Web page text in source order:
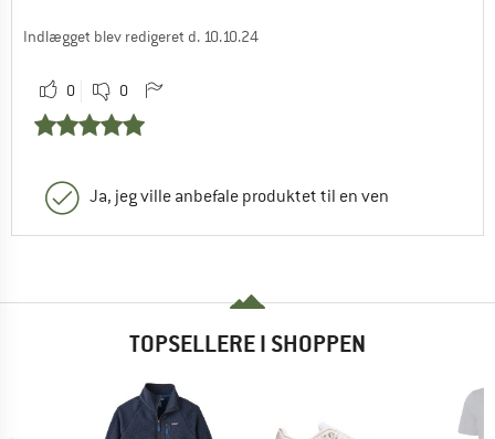
Indlægget blev redigeret d. 10.10.24
0 0
Ja, jeg ville anbefale produktet til en ven
TOPSELLERE I SHOPPEN